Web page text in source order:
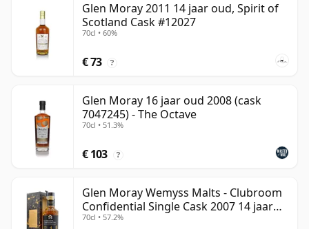
Glen Moray 2011 14 jaar oud, Spirit of
Scotland Cask #12027
70cl • 60%
€ 73 ?
Glen Moray 16 jaar oud 2008 (cask
7047245) - The Octave
70cl • 51.3%
€ 103 ?
Glen Moray Wemyss Malts - Clubroom
Confidential Single Cask 2007 14 jaar
oud
70cl • 57.2%